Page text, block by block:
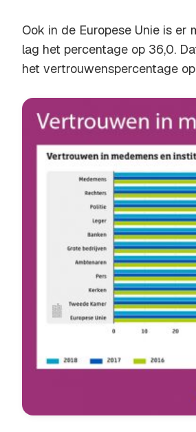
Ook in de Europese Unie is
lag het percentage op 36,0.
het vertrouwenspercentage